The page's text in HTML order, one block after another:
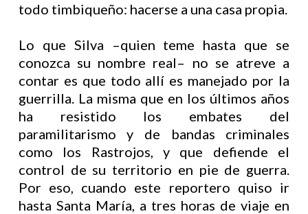
todo timbiqueño: hacerse a una casa propia.
Lo que Silva –quien teme hasta que se
conozca su nombre real– no se atreve a
contar es que todo allí es manejado por la
guerrilla. La misma que en los últimos años
ha resistido los embates del
paramilitarismo y de bandas criminales
como los Rastrojos, y que defiende el
control de su territorio en pie de guerra.
Por eso, cuando este reportero quiso ir
hasta Santa María, a tres horas de viaje en